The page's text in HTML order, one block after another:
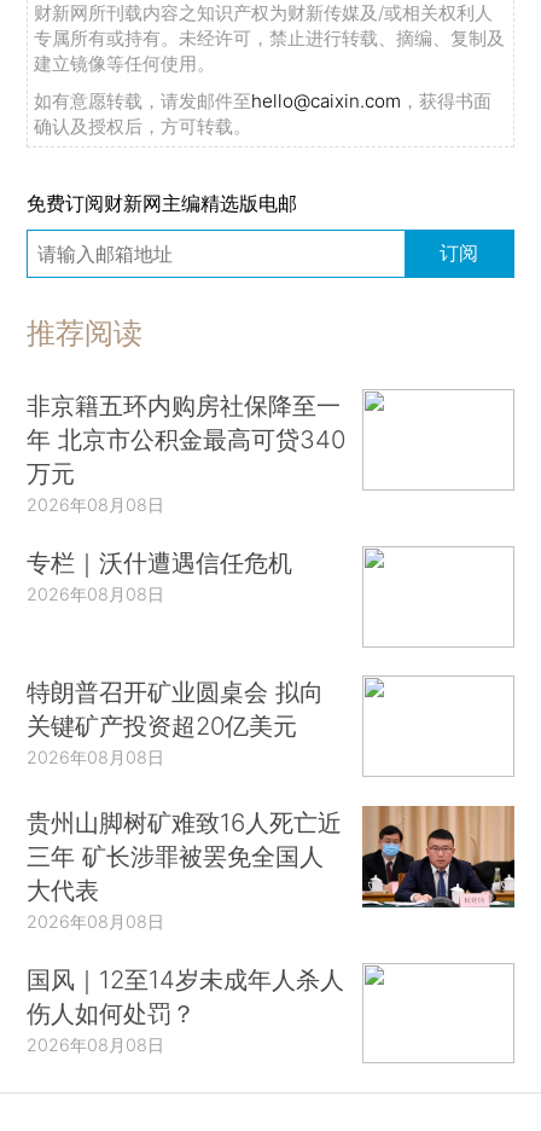
财新网所刊载内容之知识产权为财新传媒及/或相关权利人
专属所有或持有。未经许可，禁止进行转载、摘编、复制及
建立镜像等任何使用。
如有意愿转载，请发邮件至hello@caixin.com ，获得书面
确认及授权后，方可转载。
免费订阅财新网主编精选版电邮
订阅
推荐阅读
非京籍五环内购房社保降至一
年 北京市公积金最高可贷340
万元
2026年08月08日
专栏｜沃什遭遇信任危机
2026年08月08日
特朗普召开矿业圆桌会 拟向
关键矿产投资超20亿美元
2026年08月08日
贵州山脚树矿难致16人死亡近
三年 矿长涉罪被罢免全国人
大代表
2026年08月08日
国风｜12至14岁未成年人杀人
伤人如何处罚？
2026年08月08日